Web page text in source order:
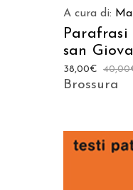
A cura di:
san
40,00
38,00€
Brossura